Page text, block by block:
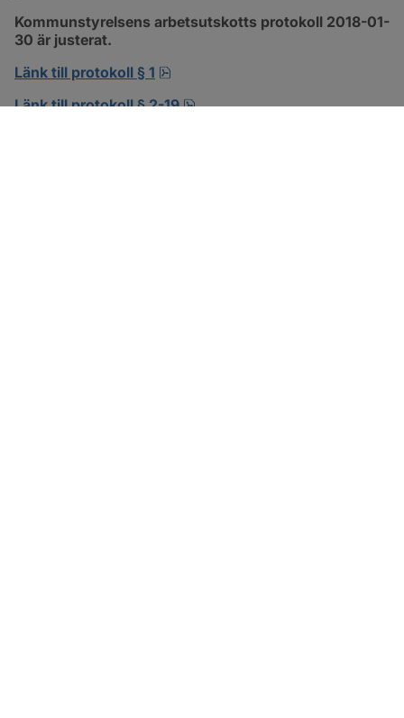
Kommunstyrelsens arbetsutskotts protokoll 2018-01-
30 är justerat.
Länk till protokoll § 1
Länk till protokoll § 2-19
pdf, 302.8 kB, öppnas i nytt